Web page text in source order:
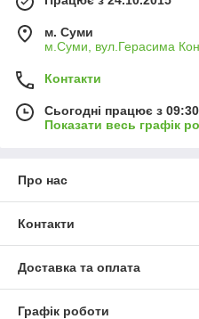
м. Суми
м.Суми, вул.Герасима
Контакти
Сьогодні працює з
Показати весь графік
Про нас
Контакти
Доставка та оплата
Графік роботи